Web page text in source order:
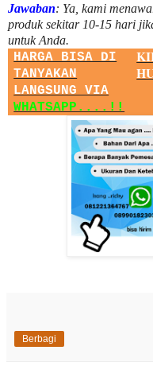
Jawaban: Ya, kami
produk sekitar 10-15 hari
untuk Anda.
HARGA BISA DI
TANYAKAN
LANGSUNG VIA
WHATSAPP....!!
Berbagi